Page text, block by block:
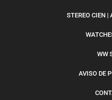
STEREO CIEN |
WW
AVISO DE